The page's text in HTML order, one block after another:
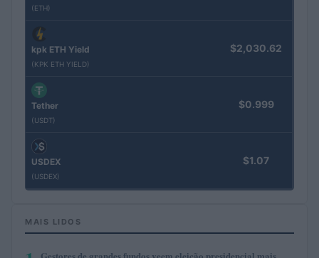
(ETH)
kpk ETH Yield
(KPK ETH YIELD)
$2,030.62
Tether
(USDT)
$0.999
USDEX
(USDEX)
$1.07
MAIS LIDOS